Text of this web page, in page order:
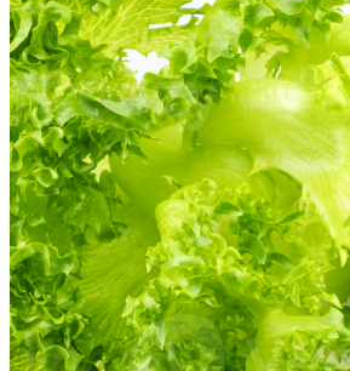
Gráficos en Movimiento
Imágenes Editoriales
Eventos Editoriales